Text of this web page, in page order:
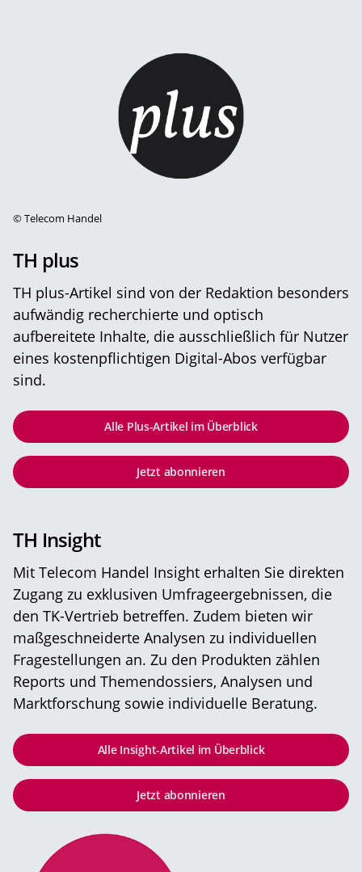
©Telecom Handel
TH plus
TH plus-Artikel sind von der Redaktion besonders
aufwändig recherchierte und optisch
aufbereitete Inhalte, die ausschließlich für Nutzer
eines kostenpflichtigen Digital-Abos verfügbar
sind.
Alle Plus-Artikel im Überblick
Jetzt abonnieren
TH Insight
Mit Telecom Handel Insight erhalten Sie direkten
Zugang zu exklusiven Umfrageergebnissen, die
den TK-Vertrieb betreffen. Zudem bieten wir
maßgeschneiderte Analysen zu individuellen
Fragestellungen an. Zu den Produkten zählen
Reports und Themendossiers, Analysen und
Marktforschung sowie individuelle Beratung.
Alle Insight-Artikel im Überblick
Jetzt abonnieren